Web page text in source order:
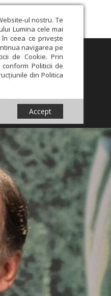
ul nostru. Te
Lumina cele mai
ceea ce privește
navigarea pe
de Cookie. Prin
Politicii de
din Politica
Accept